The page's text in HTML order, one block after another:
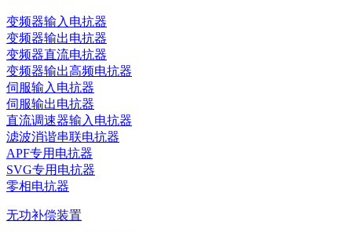
变频器输入电抗器
变频器输出电抗器
变频器直流电抗器
变频器输出高频电抗器
伺服输入电抗器
伺服输出电抗器
直流调速器输入电抗器
滤波消谐串联电抗器
APF专用电抗器
SVG专用电抗器
零相电抗器
无功补偿装置